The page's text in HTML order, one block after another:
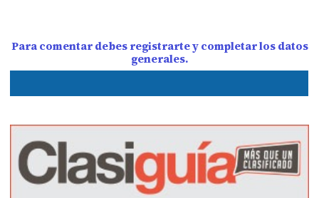
Para comentar debes registrarte y completar los datos
generales.